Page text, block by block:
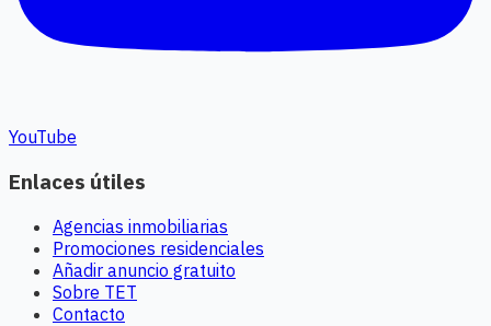
YouTube
Enlaces útiles
Agencias inmobiliarias
Promociones residenciales
Añadir anuncio gratuito
Sobre TET
Contacto